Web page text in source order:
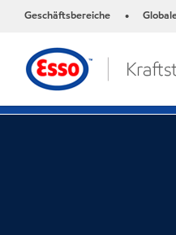
Geschäftsbereiche •